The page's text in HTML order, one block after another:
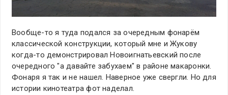
Вообще-то я туда подался за очередным фонарём
классической конструкции, который мне и Жукову
когда-то демонстрировал Новоигнатьевский после
очередного "а давайте забухаем" в районе макаронки.
Фонаря я так и не нашел. Наверное уже свергли. Но для
истории кинотеатра фот наделал.